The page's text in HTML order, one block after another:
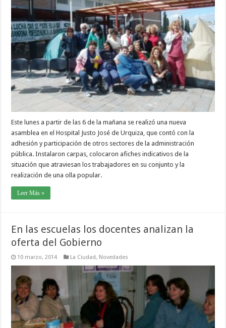
Este lunes a partir de las 6 de la mañana se realizó una nueva
asamblea en el Hospital Justo José de Urquiza, que contó con la
adhesión y participación de otros sectores de la administración
pública. Instalaron carpas, colocaron afiches indicativos de la
situación que atraviesan los trabajadores en su conjunto y la
realización de una olla popular.
Leer Más »
En las escuelas los docentes analizan la
oferta del Gobierno
10 marzo, 2014 La Ciudad, Novedades